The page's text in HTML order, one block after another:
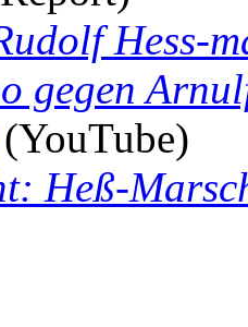
Hess-
gegen
(YouTube)
Heß-